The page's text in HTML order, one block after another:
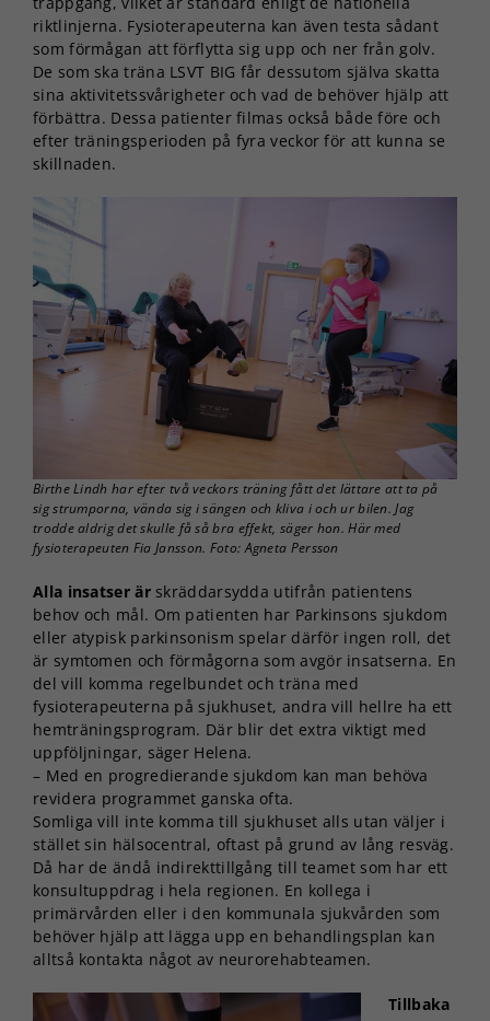
riktlinjerna. Fysioterapeuterna kan även testa sådant
som förmågan att förflytta sig upp och ner från golv.
De som ska träna LSVT BIG får dessutom själva skatta
sina aktivitetssvårigheter och vad de behöver hjälp att
förbättra. Dessa patienter filmas också både före och
efter träningsperioden på fyra veckor för att kunna se
skillnaden.
Birthe Lindh har efter två veckors träning fått det lättare att ta på
sig strumporna, vända sig i sängen och kliva i och ur bilen. Jag
trodde aldrig det skulle få så bra effekt, säger hon. Här med
fysioterapeuten Fia Jansson. Foto: Agneta Persson
Alla insatser ärskräddarsydda utifrån patientens
behov och mål. Om patienten har Parkinsons sjukdom
eller atypisk parkinsonism spelar därför ingen roll, det
är symtomen och förmågorna som avgör insatserna. En
del vill komma regelbundet och träna med
fysioterapeuterna på sjukhuset, andra vill hellre ha ett
hemträningsprogram. Där blir det extra viktigt med
uppföljningar, säger Helena.
– Med en progredierande sjukdom kan man behöva
revidera programmet ganska ofta.
Somliga vill inte komma till sjukhuset alls utan väljer i
stället sin hälsocentral, oftast på grund av lång resväg.
Då har de ändå indirekttillgång till teamet som har ett
konsultuppdrag i hela regionen. En kollega i
primärvården eller i den kommunala sjukvården som
behöver hjälp att lägga upp en behandlingsplan kan
alltså kontakta något av neurorehabteamen.
Tillbaka